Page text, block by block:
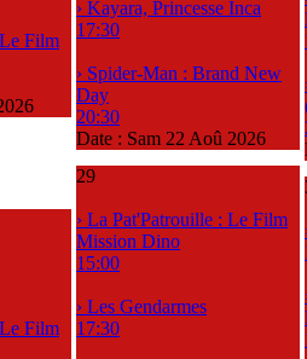
Film
› Kayara, Princesse Inca
17:30
› Spider-Man : Brand New
Day
20:30
Date : Sam 22 Aoû 2026
Film
29
› La Pat'Patrouille : Le Film
Mission Dino
15:00
› Les Gendarmes
17:30